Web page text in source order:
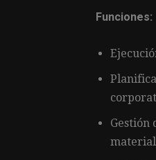
Funciones:
Gestión